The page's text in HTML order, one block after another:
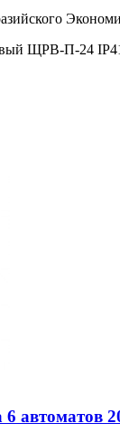
ЩРВ-П-24 IP41
автоматов